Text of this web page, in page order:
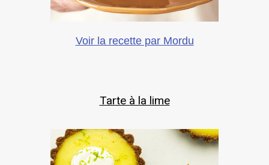
Voir la recette par Mordu
Tarte à la lime